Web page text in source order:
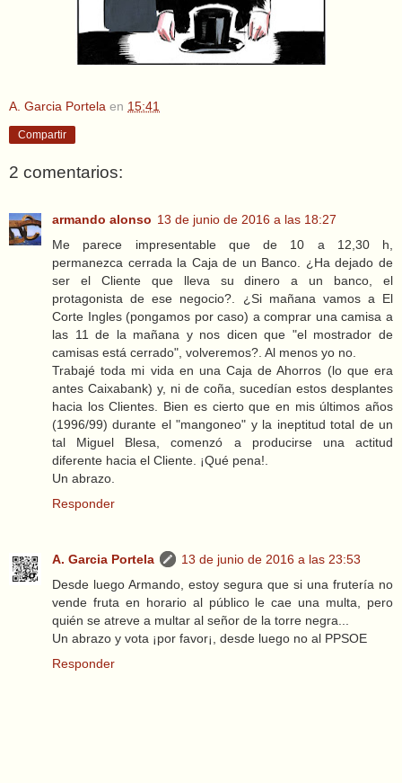
A. Garcia Portela en 15:41
Compartir
2 comentarios:
armando alonso 13 de junio de 2016 a las 18:27
Me parece impresentable que de 10 a 12,30 h,
permanezca cerrada la Caja de un Banco. ¿Ha dejado de
ser el Cliente que lleva su dinero a un banco, el
protagonista de ese negocio?. ¿Si mañana vamos a El
Corte Ingles (pongamos por caso) a comprar una camisa a
las 11 de la mañana y nos dicen que "el mostrador de
camisas está cerrado", volveremos?. Al menos yo no.
Trabajé toda mi vida en una Caja de Ahorros (lo que era
antes Caixabank) y, ni de coña, sucedían estos desplantes
hacia los Clientes. Bien es cierto que en mis últimos años
(1996/99) durante el "mangoneo" y la ineptitud total de un
tal Miguel Blesa, comenzó a producirse una actitud
diferente hacia el Cliente. ¡Qué pena!.
Un abrazo.
Responder
A. Garcia Portela
13 de junio de 2016 a las 23:53
Desde luego Armando, estoy segura que si una frutería no
vende fruta en horario al público le cae una multa, pero
quién se atreve a multar al señor de la torre negra...
Un abrazo y vota ¡por favor¡, desde luego no al PPSOE
Responder